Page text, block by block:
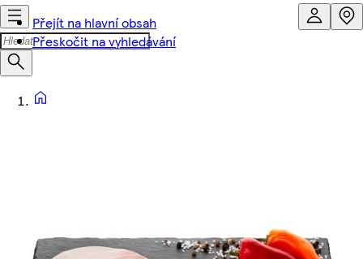
Přejít na hlavní obsah
Přeskočit na vyhledávání